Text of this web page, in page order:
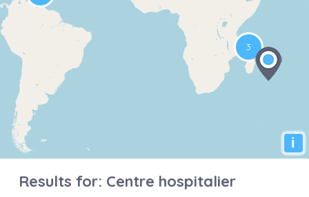
i
Results for: Centre hospitalier